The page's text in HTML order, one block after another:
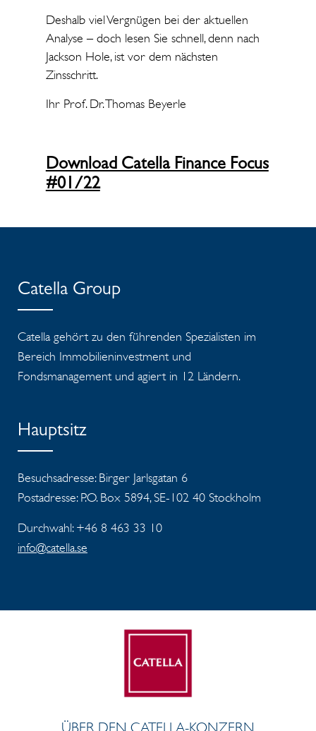
Deshalb viel Vergnügen bei der aktuellen
Analyse – doch lesen Sie schnell, denn nach
Jackson Hole, ist vor dem nächsten
Zinsschritt.
Ihr Prof. Dr. Thomas Beyerle
Download Catella Finance Focus
#01/22
Catella Group
Catella gehört zu den führenden Spezialisten im
Bereich Immobilieninvestment und
Fondsmanagement und agiert in 12 Ländern.
Hauptsitz
Besuchsadresse: Birger Jarlsgatan 6
Postadresse: P.O. Box 5894, SE-102 40 Stockholm
Durchwahl: +46 8 463 33 10
info@catella.se
ÜBER DEN CATELLA-KONZERN